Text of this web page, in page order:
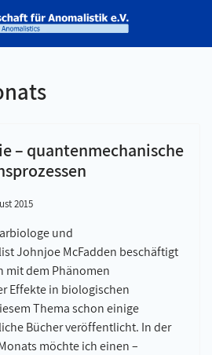
– quantenmechanische
2015
und
Johnjoe McFadden beschäftigt
mit dem Phänomen
Effekte in biologischen
Thema schon einige
Bücher veröffentlicht. In der
möchte ich einen –